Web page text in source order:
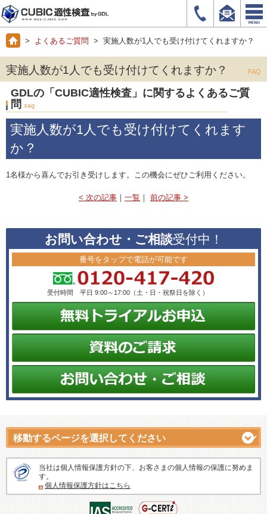
> よくあるご質問 > 実施人数が1人でも受け付けてくれますか？
実施人数が1人でも受け付けてくれますか？ FAQ
GDLの「CUBIC適性検査」に関するよくあるご質
問
FAQ
実施人数が1人でも受け付けてくれます
か？
1名様から喜んでお引き受けします。この機会にぜひご利用ください。
< 次の記事 ｜ 一覧 ｜ 前の記事 >
お問い合わせ・ご相談受付中！
番号をタップで電話が可能です
受付時間 平日 9:00～17:00（土・日・祝祭日を除く）
当社は個人情報保護方針の下、お客さまの個人情報の保護に努めま
す。
個人情報保護方針はこちら